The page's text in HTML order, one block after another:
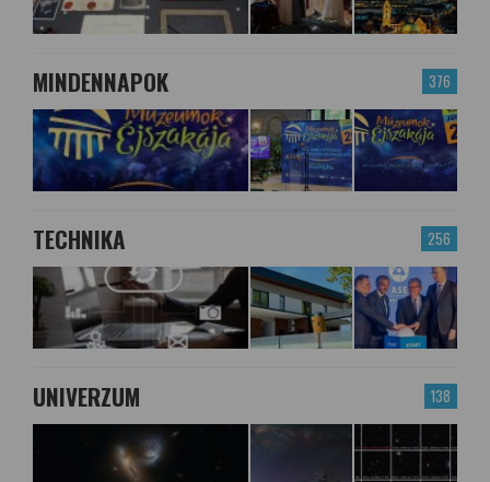
376
MINDENNAPOK
256
TECHNIKA
138
UNIVERZUM